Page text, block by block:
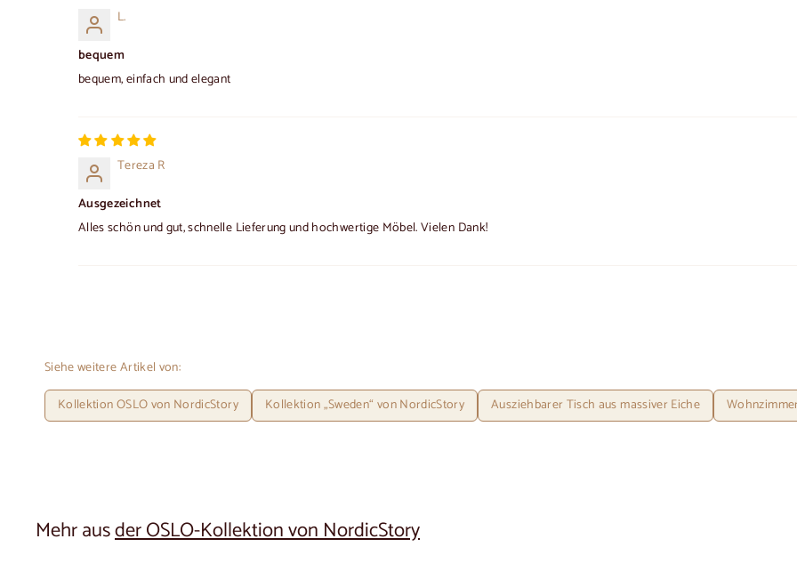
L.
bequem
bequem, einfach und elegant
Tereza R
Ausgezeichnet
Alles schön und gut, schnelle Lieferung und hochwertige Möbel. Vielen Dank!
Siehe weitere Artikel von:
Kollektion OSLO von NordicStory
Kollektion „Sweden“ von NordicStory Ausziehbarer Tisch aus massiver Eiche
Mehr ausder OSLO-Kollektion von NordicStory